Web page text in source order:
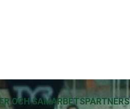
OCH SAMARBETSPARTNERS